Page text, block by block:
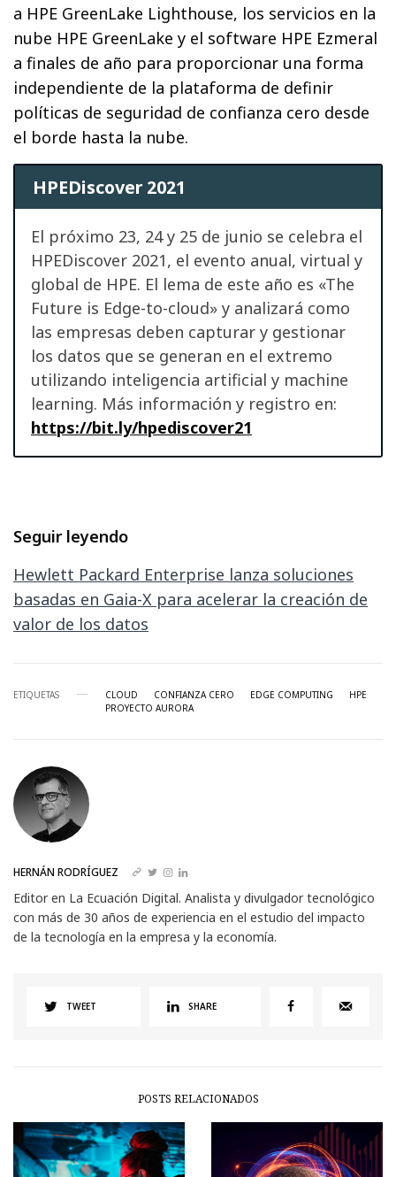
a HPE GreenLake Lighthouse, los servicios en la
nube HPE GreenLake y el software HPE Ezmeral
a finales de año para proporcionar una forma
independiente de la plataforma de definir
políticas de seguridad de confianza cero desde
el borde hasta la nube.
HPEDiscover 2021
El próximo 23, 24 y 25 de junio se celebra el
HPEDiscover 2021, el evento anual, virtual y
global de HPE. El lema de este año es «The
Future is Edge-to-cloud» y analizará como
las empresas deben capturar y gestionar
los datos que se generan en el extremo
utilizando inteligencia artificial y machine
learning. Más información y registro en:
https://bit.ly/hpediscover21
Seguir leyendo
Hewlett Packard Enterprise lanza soluciones
basadas en Gaia-X para acelerar la creación de
valor de los datos
ETIQUETAS CLOUD CONFIANZA CERO EDGE COMPUTING
HPE
PROYECTO AURORA
HERNÁN RODRÍGUEZ
Editor en La Ecuación Digital. Analista y divulgador tecnológico
con más de 30 años de experiencia en el estudio del impacto
de la tecnología en la empresa y la economía.
TWEET SHARE
POSTS RELACIONADOS